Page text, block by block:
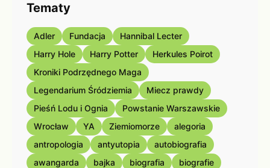
Tematy
Adler Fundacja
Hannibal Lecter
Harry Hole
Harry Potter
Herkules Poirot
Kroniki Podrzędnego Maga
Legendarium Śródziemia
Miecz prawdy
Pieśń Lodu i Ognia
Powstanie Warszawskie
Wrocław
YA Ziemiomorze
alegoria
antropologia
antyutopia
autobiografia
awangarda
bajka biografia
biografie